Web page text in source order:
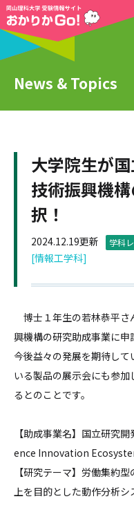
News & Topics
大学院生が
技術振興機
択！
2024.12.19更新 学科
[情報工学科]
博士１年生の若林恭平さ
興機構の研究助成事業に申
今後益々の発展を期待して
いる製品の展示会にも参
るとのことです。
【助成事業名】国立研究
ence Innovation
【研究テーマ】労働集約
上を目的とした動作分析